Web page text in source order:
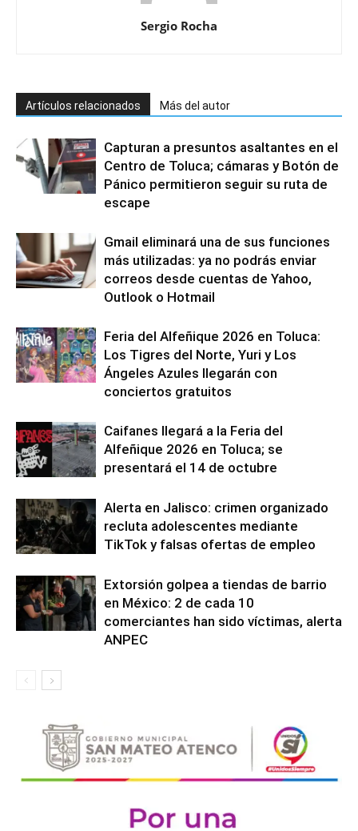
Sergio Rocha
Artículos relacionados Más del autor
Capturan a presuntos asaltantes en el
Centro de Toluca; cámaras y Botón de
Pánico permitieron seguir su ruta de
escape
Gmail eliminará una de sus funciones
más utilizadas: ya no podrás enviar
correos desde cuentas de Yahoo,
Outlook o Hotmail
Feria del Alfeñique 2026 en Toluca:
Los Tigres del Norte, Yuri y Los
Ángeles Azules llegarán con
conciertos gratuitos
Caifanes llegará a la Feria del
Alfeñique 2026 en Toluca; se
presentará el 14 de octubre
Alerta en Jalisco: crimen organizado
recluta adolescentes mediante
TikTok y falsas ofertas de empleo
Extorsión golpea a tiendas de barrio
en México: 2 de cada 10
comerciantes han sido víctimas, alerta
ANPEC